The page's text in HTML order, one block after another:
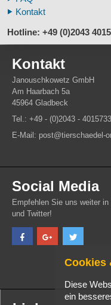
Kontakt
Hotline: +49 (0)2043
Kontakt
Janouschkowetz GmbH
Am Haarbach 5a
45964 Gladbeck
Tel.: +49 - (0)2043 - 4015733
E-Mail: post@tierschaedel-
Social Media
Empfehlen Sie uns weiter
und Twitter!
Cookies
Diese
ein